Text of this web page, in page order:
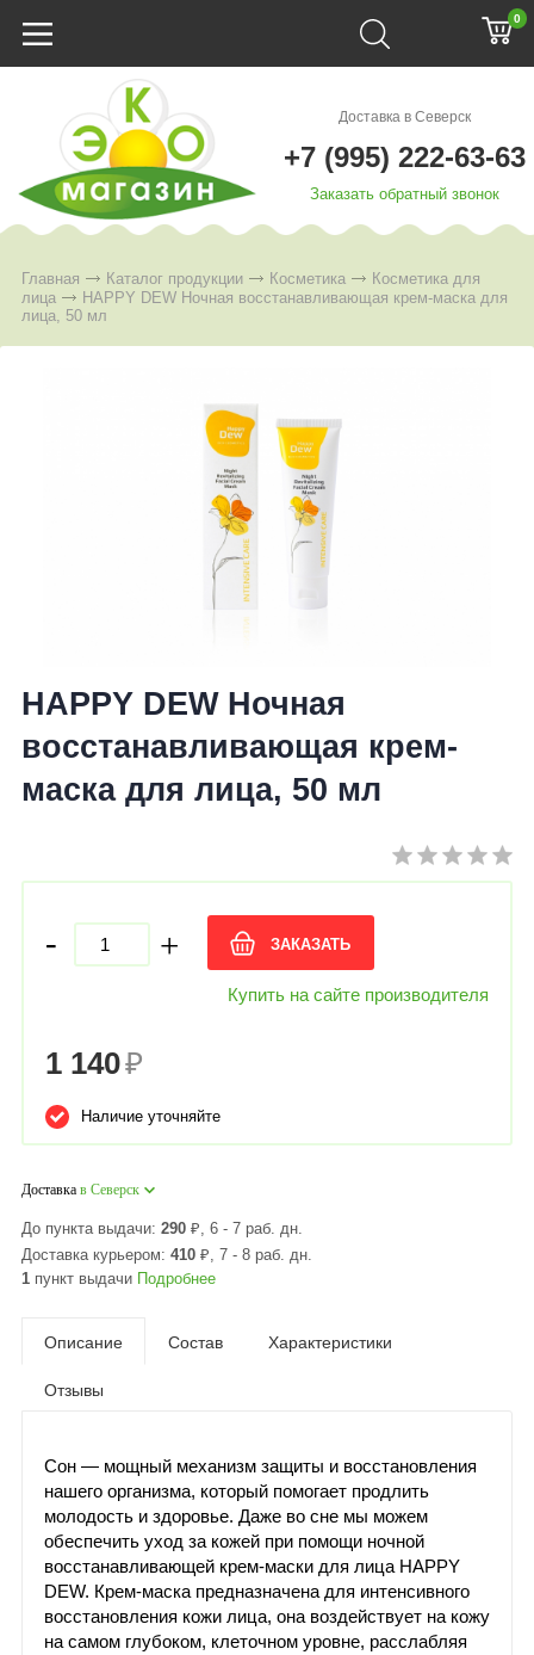
0
Доставка в Северск
+7 (995) 222-63-63
Заказать обратный звонок
Главная Каталог продукции Косметика
Косметика для
лица
HAPPY DEW Ночная восстанавливающая крем-маска для
лица, 50 мл
HAPPY DEW Ночная
восстанавливающая крем-
маска для лица, 50 мл
- + ЗАКАЗАТЬ
Купить на сайте производителя
1 140₽
Наличие уточняйте
Доставка в Северск
До пункта выдачи: 290 ₽, 6 - 7 раб. дн.
Доставка курьером: 410 ₽, 7 - 8 раб. дн.
1 пункт выдачи Подробнее
Описание Состав Характеристики
Отзывы
Сон — мощный механизм защиты и восстановления
нашего организма, который помогает продлить
молодость и здоровье. Даже во сне мы можем
обеспечить уход за кожей при помощи ночной
восстанавливающей крем-маски для лица HAPPY
DEW. Крем-маска предназначена для интенсивного
восстановления кожи лица, она воздействует на кожу
на самом глубоком, клеточном уровне, расслабляя